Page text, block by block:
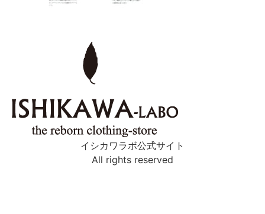
イシカワラボ公式サイト
All rights reserved